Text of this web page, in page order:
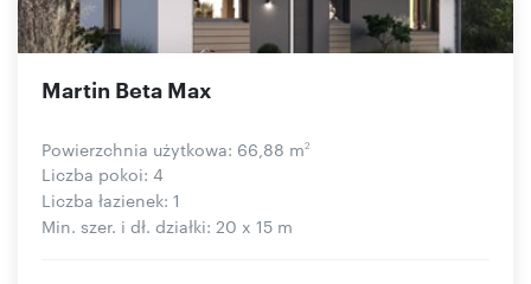
Martin Beta Max
Powierzchnia użytkowa: 66,88 m2
Liczba pokoi: 4
Liczba łazienek: 1
Min. szer. i dł. działki: 20 x 15 m